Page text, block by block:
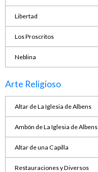
Libertad
Los Proscritos
Neblina
Arte Religioso
Altar de La Iglesia de Albens
Ambón de La Iglesia de Albens
Altar de una Capilla
Restauraciones y Diversos